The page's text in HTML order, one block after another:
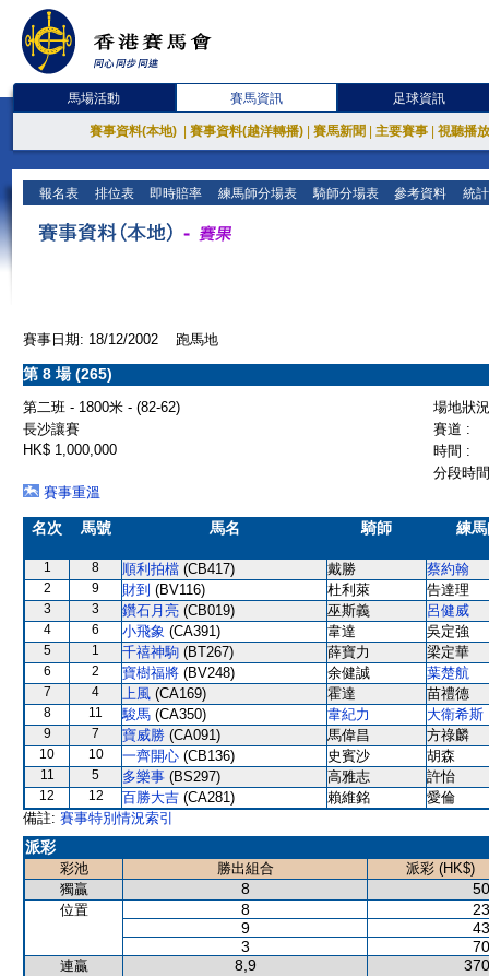
馬場活動 賽馬資訊 足球資訊
賽事資料(本地) 賽事資料(越洋轉播) 賽馬新聞 主要賽事 視聽播
報名表 排位表 即時賠率 練馬師分場表 騎師分場表 參考資料 統
賽事日期: 18/12/2002 跑馬地
第 8 場 (265)
第二班 - 1800米 - (82-62)
場地狀
長沙讓賽
賽道 :
HK$ 1,000,000
時間 :
分段時
賽事重溫
名次 馬號 馬名 騎師 練
1 8 順利拍檔 (CB417) 戴勝 蔡約翰
2 9 財到 (BV116) 杜利萊 告達理
3 3 鑽石月亮 (CB019) 巫斯義 呂健威
4 6 小飛象 (CA391) 韋達 吳定強
5 1 千禧神駒 (BT267) 薛寶力 梁定華
6 2 寶樹福將 (BV248) 余健誠 葉楚航
7 4 上風 (CA169) 霍達 苗禮德
8 11 駿馬 (CA350) 韋紀力 大衛希斯
9 7 寶威勝 (CA091) 馬偉昌 方祿麟
10 10 一齊開心 (CB136) 史賓沙 胡森
11 5 多樂事 (BS297) 高雅志 許怡
12 12 百勝大吉 (CA281) 賴維銘
愛倫
備註: 賽事特別情況索引
派彩
彩池 勝出組合
派彩 (HK$)
獨贏
8
位置 8
9
3
連贏 8,9